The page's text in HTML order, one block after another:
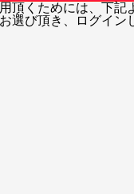
頂くためには、下記
選び頂き、ログイン